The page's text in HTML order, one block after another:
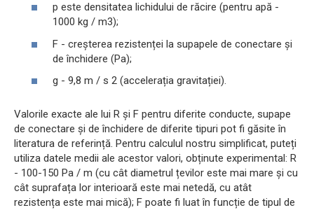
p este densitatea lichidului de răcire (pentru apă -
1000 kg / m3);
F - creșterea rezistenței la supapele de conectare și
de închidere (Pa);
g - 9,8 m / s 2 (accelerația gravitației).
Valorile exacte ale lui R și F pentru diferite conducte, supape
de conectare și de închidere de diferite tipuri pot fi găsite în
literatura de referință. Pentru calculul nostru simplificat, puteți
utiliza datele medii ale acestor valori, obținute experimental: R
- 100-150 Pa / m (cu cât diametrul țevilor este mai mare și cu
cât suprafața lor interioară este mai netedă, cu atât
rezistența este mai mică); F poate fi luat în funcție de tipul de